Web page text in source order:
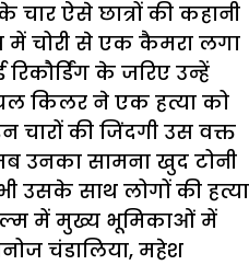
चार ऐसे छात्रों की कहानी
चोरी से एक कैमरा लगा
के जरिए उन्हें
किलर ने एक हत्या को
चारों की जिंदगी उस वक्त
उनका सामना खुद टोनी
उसके साथ लोगों की हत्या
में मुख्य भूमिकाओं में
चंडालिया, महेश